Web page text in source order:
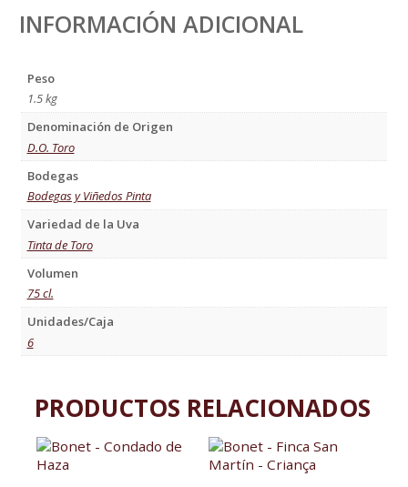
INFORMACIÓN ADICIONAL
Peso
1.5 kg
Denominación de Origen
D.O. Toro
Bodegas
Bodegas y Viñedos Pinta
Variedad de la Uva
Tinta de Toro
Volumen
75 cl.
Unidades/Caja
6
PRODUCTOS RELACIONADOS